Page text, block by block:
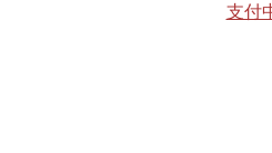
支付